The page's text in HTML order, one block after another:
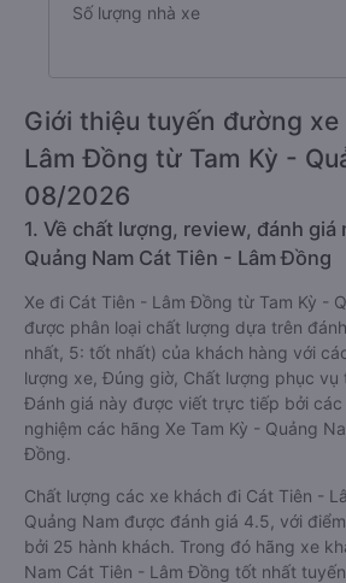
Số lượng nhà xe
Giới thiệu tuyến đường
Lâm Đồng từ Tam Kỳ -
08/2026
1. Về chất lượng, review, đánh giá
Quảng Nam Cát Tiên - Lâm Đồng
Xe đi Cát Tiên - Lâm Đồng từ Tam Kỳ -
được phân loại chất lượng dựa trên
nhất, 5: tốt nhất) của khách hàng với
lượng xe, Đúng giờ, Chất lượng phục vụ
Đánh giá này được viết trực tiếp bởi
nghiệm các hãng Xe Tam Kỳ - Quảng
Đồng.
Chất lượng các xe khách đi Cát Tiên -
Quảng Nam được đánh giá 4.5, với
bởi 25 hành khách. Trong đó hãng xe
Nam Cát Tiên - Lâm Đồng tốt nhất